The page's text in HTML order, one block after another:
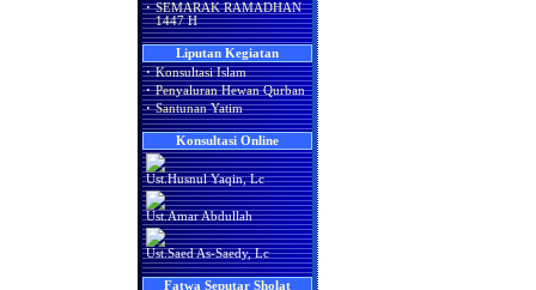
· SEMARAK RAMADHAN
1447 H
Liputan Kegiatan
· Konsultasi Islam
· Penyaluran Hewan Qurban
· Santunan Yatim
Konsultasi Online
Ust.Husnul Yaqin, Lc
Ust.Amar Abdullah
Ust.Saed As-Saedy, Lc
Fatwa Seputar Sholat